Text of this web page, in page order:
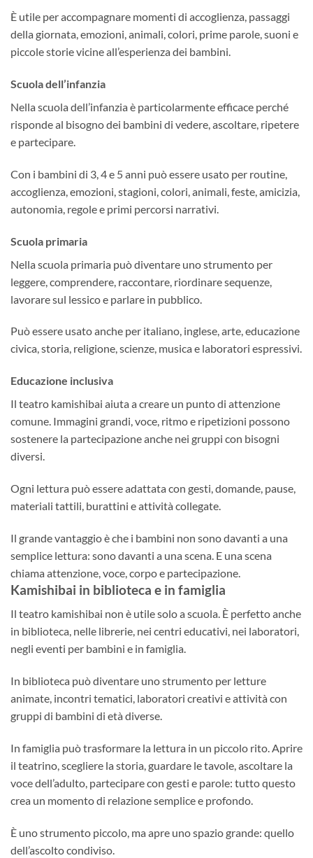
È utile per accompagnare momenti di accoglienza, passaggi
della giornata, emozioni, animali, colori, prime parole, suoni e
piccole storie vicine all’esperienza dei bambini.
Scuola dell’infanzia
Nella scuola dell’infanzia è particolarmente efficace perché
risponde al bisogno dei bambini di vedere, ascoltare, ripetere
e partecipare.
Con i bambini di 3, 4 e 5 anni può essere usato per routine,
accoglienza, emozioni, stagioni, colori, animali, feste, amicizia,
autonomia, regole e primi percorsi narrativi.
Scuola primaria
Nella scuola primaria può diventare uno strumento per
leggere, comprendere, raccontare, riordinare sequenze,
lavorare sul lessico e parlare in pubblico.
Può essere usato anche per italiano, inglese, arte, educazione
civica, storia, religione, scienze, musica e laboratori espressivi.
Educazione inclusiva
Il teatro kamishibai aiuta a creare un punto di attenzione
comune. Immagini grandi, voce, ritmo e ripetizioni possono
sostenere la partecipazione anche nei gruppi con bisogni
diversi.
Ogni lettura può essere adattata con gesti, domande, pause,
materiali tattili, burattini e attività collegate.
Il grande vantaggio è che i bambini non sono davanti a una
semplice lettura: sono davanti a una scena. E una scena
chiama attenzione, voce, corpo e partecipazione.
Kamishibai in biblioteca e in famiglia
Il teatro kamishibai non è utile solo a scuola. È perfetto anche
in biblioteca, nelle librerie, nei centri educativi, nei laboratori,
negli eventi per bambini e in famiglia.
In biblioteca può diventare uno strumento per letture
animate, incontri tematici, laboratori creativi e attività con
gruppi di bambini di età diverse.
In famiglia può trasformare la lettura in un piccolo rito. Aprire
il teatrino, scegliere la storia, guardare le tavole, ascoltare la
voce dell’adulto, partecipare con gesti e parole: tutto questo
crea un momento di relazione semplice e profondo.
È uno strumento piccolo, ma apre uno spazio grande: quello
dell’ascolto condiviso.